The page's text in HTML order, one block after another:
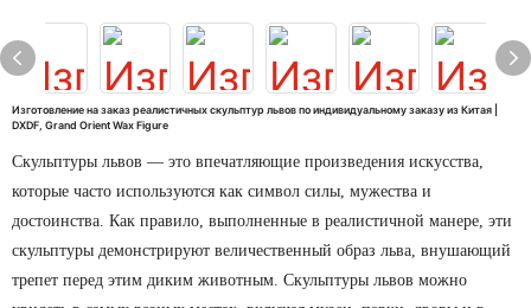
Изготовление на заказ реалистичных скульптур львов по индивидуальному заказу из Китая |
DXDF, Grand Orient Wax Figure
Скульптуры львов — это впечатляющие произведения искусства,
которые часто используются как символ силы, мужества и
достоинства. Как правило, выполненные в реалистичной манере, эти
скульптуры демонстрируют величественный образ льва, внушающий
трепет перед этим диким животным. Скульптуры львов можно